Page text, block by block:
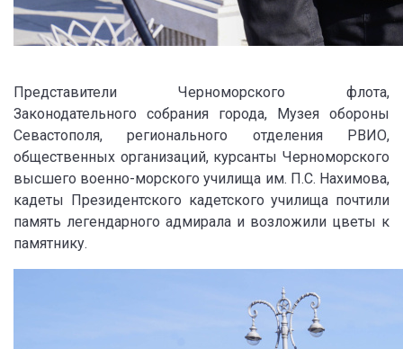
Представители Черноморского флота,
Законодательного собрания города, Музея обороны
Севастополя, регионального отделения РВИО,
общественных организаций, курсанты Черноморского
высшего военно-морского училища им. П.С. Нахимова,
кадеты Президентского кадетского училища почтили
память легендарного адмирала и возложили цветы к
памятнику.